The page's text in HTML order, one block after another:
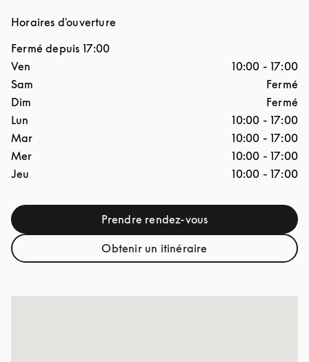
Horaires d'ouverture
Fermé depuis 17:00
Jour de la semaine
Ven 10:00 - 17:00
Sam
Fermé
Dim
Fermé
Lun
10:00 - 17:00
Mar
10:00 - 17:00
Mer
10:00 - 17:00
Jeu
10:00 - 17:00
Prendre rendez-vousLink Opens in New Tab
Obtenir un itinéraireLink Opens in New Tab